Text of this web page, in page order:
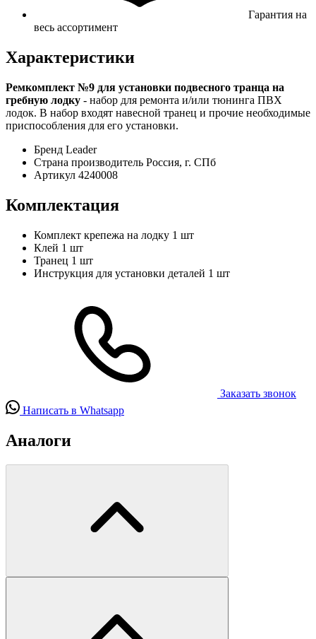
Гарантия на
весь ассортимент
Характеристики
Ремкомплект №9 для установки подвесного транца на
гребную лодку - набор для ремонта и/или тюнинга ПВХ
лодок. В набор входят навесной транец и прочие необходимые
приспособления для его установки.
Бренд Leader
Страна производитель Россия, г. СПб
Артикул 4240008
Комплектация
Комплект крепежа на лодку 1 шт
Клей 1 шт
Транец 1 шт
Инструкция для установки деталей 1 шт
Заказать звонок
Написать в Whatsapp
Аналоги